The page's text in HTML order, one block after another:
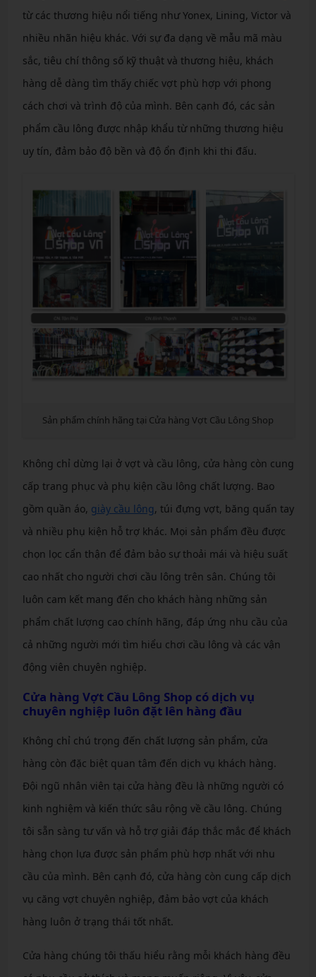
từ các thương hiệu nổi tiếng như Yonex, Lining, Victor và
nhiều nhãn hiệu khác. Với sự đa dạng về mẫu mã màu
sắc, tiêu chí thông số kỹ thuật và thương hiệu, khách
hàng dễ dàng tìm thấy chiếc vợt phù hợp với phong
cách chơi và trình độ của mình. Bên cạnh đó, các sản
phẩm cầu lông được nhập khẩu từ những thương hiệu
uy tín, đảm bảo độ bền và độ ổn định khi thi đấu.
Sản phẩm chính hãng tại Cửa hàng Vợt Cầu Lông Shop
Không chỉ dừng lại ở vợt và cầu lông, cửa hàng còn cung
cấp trang phục và phụ kiện cầu lông chất lượng. Bao
gồm quần áo, giày cầu lông, túi đựng vợt, băng quấn tay
và nhiều phụ kiện hỗ trợ khác. Mọi sản phẩm đều được
chọn lọc cẩn thận để đảm bảo sự thoải mái và hiệu suất
cao nhất cho người chơi cầu lông trên sân. Chúng tôi
luôn cam kết mang đến cho khách hàng những sản
phẩm chất lượng cao chính hãng, đáp ứng nhu cầu của
cả những người mới tìm hiểu chơi cầu lông và các vận
động viên chuyên nghiệp.
Cửa hàng Vợt Cầu Lông Shop có dịch vụ
chuyên nghiệp luôn đặt lên hàng đầu
Không chỉ chú trọng đến chất lượng sản phẩm, cửa
hàng còn đặc biệt quan tâm đến dịch vụ khách hàng.
Đội ngũ nhân viên tại cửa hàng đều là những người có
kinh nghiệm và kiến thức sâu rộng về cầu lông. Chúng
tôi sẵn sàng tư vấn và hỗ trợ giải đáp thắc mắc để khách
hàng chọn lựa được sản phẩm phù hợp nhất với nhu
cầu của mình. Bên cạnh đó, cửa hàng còn cung cấp dịch
vụ căng vợt chuyên nghiệp, đảm bảo vợt của khách
hàng luôn ở trạng thái tốt nhất.
Cửa hàng chúng tôi thấu hiểu rằng mỗi khách hàng đều